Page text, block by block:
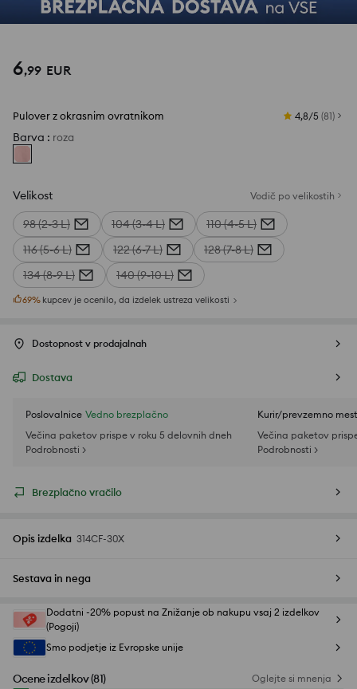
6,99 EUR
Pulover z okrasnim ovratnikom 4,8/5 (81)
Barva : roza
Velikost Vodič po velikostih
98 (2-3 L) 104 (3-4 L)
110 (4-5 L)
116 (5-6 L)
122 (6-7 L)
128 (7-8 L)
134 (8-9 L)
140 (9-10 L)
69% kupcev je ocenilo, da izdelek ustreza velikosti
Dostopnost v prodajalnah
Dostava
Poslovalnice Vedno brezplačno
Večina paketov prispe v roku 5 delovnih dneh
Podrobnosti >
Kurir/prevzemno
Večina paketov
Podrobnosti >
Brezplačno vračilo
Opis izdelka 314CF-30X
Sestava in nega
Dodatni -20% popust na Znižanje ob nakupu vsaj 2 izdelkov
(Pogoji)
Smo podjetje iz Evropske unije
Ocene izdelkov(81) Oglejte si mnenja